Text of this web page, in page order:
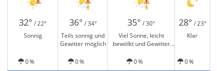
32° / 22° 36° / 34° 35° / 30° 28° / 23°
Sonnig
Teils sonnig und
Gewitter möglich
Viel Sonne, leicht
bewölkt und Gewitter
Klar
0 % 0 % 0 % 0 %